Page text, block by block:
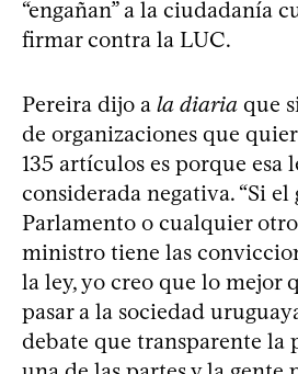
“engañan” a la ciudadanía
firmar contra la LUC.
Pereira dijo a la diaria que
de organizaciones que
135 artículos es porque esa
considerada negativa. “Si el
Parlamento o cualquier
ministro tiene las
la ley, yo creo que lo mejor
pasar a la sociedad
debate que transparente la